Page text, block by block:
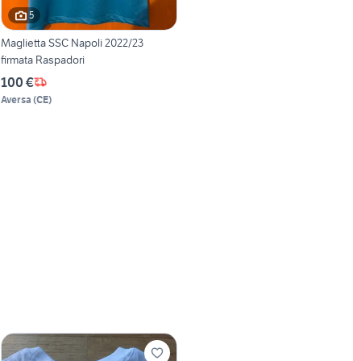
5
Maglietta SSC Napoli 2022/23
firmata Raspadori
100 €
Aversa (CE)